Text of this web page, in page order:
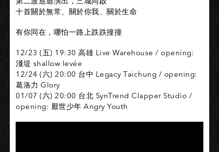
十首關於無常、關於你我、關於生命‭ ‬
有你同在，哪怕一路上跌跌撞撞‭ ‬
12/23‭ (‬五‭)‬‭ ‬19‭:‬30‭ ‬高雄‭ ‬Live Warehouse‭ / ‬opening‭:
淺堤 shallow levée
12/24‭ (‬六‭) ‬20‭:‬00‭ ‬台中‭ ‬Legacy Taichung‭ / ‬opening‭:
葛洛力 Glory‬
01/07‭ (‬六‭) ‬20‭:‬00‭ ‬台北‭ ‬SynTrend‭ ‬Clapper Studio‭ /‬
opening‭: 厭世少年 Angry Youth